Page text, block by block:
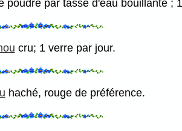
poudre par tasse d'eau bouillante ;
cru; 1 verre par jour.
haché, rouge de préférence.